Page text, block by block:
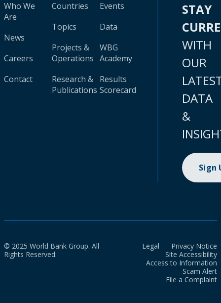
Who We
Are
News
Careers
Contact
Countries
Topics
Projects &
Operations
Research &
Publications
Events
Data
WBG
Academy
Results
Scorecard
STAY
WITH
OUR
DATA
&
Sign
© 2025 World Bank Group. All
Rights Reserved.
Legal
Privacy Notice
Site Accessibility
Access to Information
Scam Alert
File a Complaint